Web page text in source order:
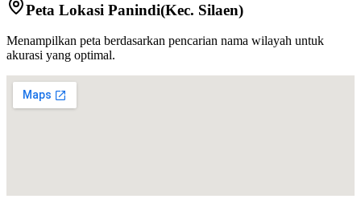
Peta Lokasi Panindi(Kec. Silaen)
Menampilkan peta berdasarkan pencarian nama wilayah untuk
akurasi yang optimal.